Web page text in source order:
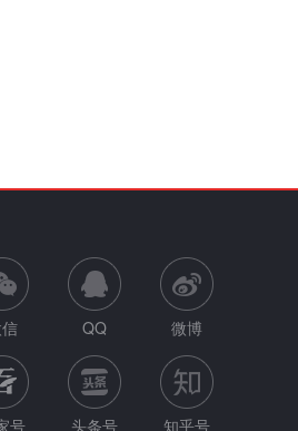
QQ 微博
号 头条号 知乎号